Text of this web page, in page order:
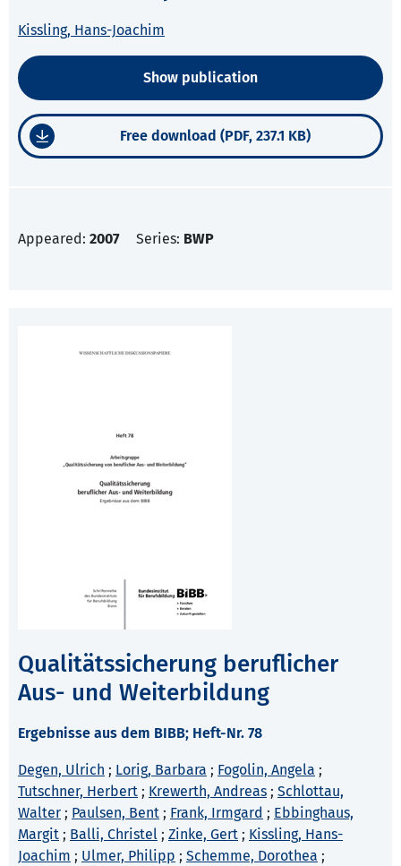
Kissling, Hans-Joachim
Show publication
Free download (PDF, 237.1 KB)
Appeared: 2007 Series: BWP
Qualitätssicherung beruflicher
Aus- und Weiterbildung
Ergebnisse aus dem BIBB; Heft-Nr. 78
Degen, Ulrich ; Lorig, Barbara ; Fogolin, Angela ;
Tutschner, Herbert ; Krewerth, Andreas ; Schlottau,
Walter ; Paulsen, Bent ; Frank, Irmgard ; Ebbinghaus,
Margit ; Balli, Christel ; Zinke, Gert ; Kissling, Hans-
Joachim ; Ulmer, Philipp ; Schemme, Dorothea ;